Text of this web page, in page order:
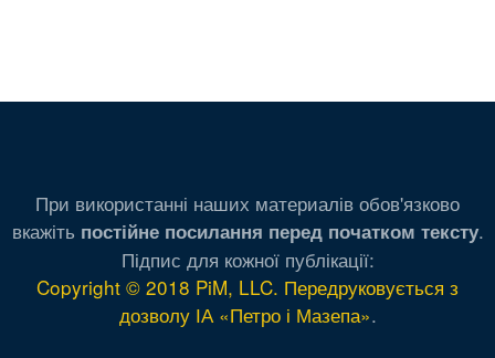
При використанні наших материалів обов'язково
вкажіть постійне посилання перед початком тексту.
Підпис для кожної публікації:
Copyright © 2018 PiM, LLC. Передруковується з
дозволу ІА «Петро і Мазепа».